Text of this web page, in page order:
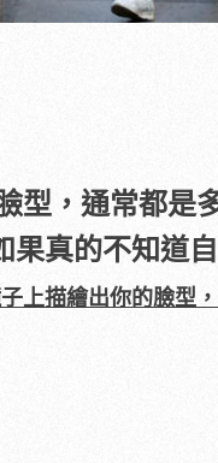
型，通常都是
果真的不知道
上描繪出你的臉型